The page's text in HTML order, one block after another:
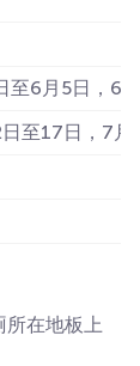
至6月5日，6
至17日，7
所在地板上